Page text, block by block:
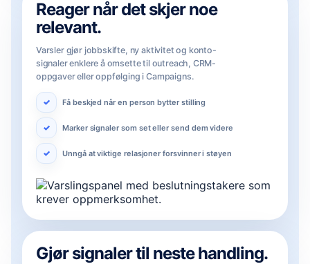
Reager når det skjer noe
relevant.
Varsler gjør jobbskifte, ny aktivitet og konto-
signaler enklere å omsette til outreach, CRM-
oppgaver eller oppfølging i Campaigns.
Få beskjed når en person bytter stilling
Marker signaler som set eller send dem videre
Unngå at viktige relasjoner forsvinner i støyen
Gjør signaler til neste handling.